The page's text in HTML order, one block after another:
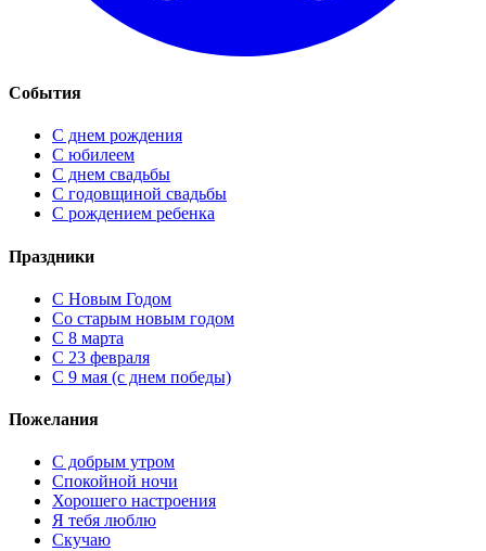
События
С днем рождения
С юбилеем
С днем свадьбы
С годовщиной свадьбы
С рождением ребенка
Праздники
C Новым Годом
Cо старым новым годом
С 8 марта
С 23 февраля
С 9 мая (с днем победы)
Пожелания
С добрым утром
Спокойной ночи
Хорошего настроения
Я тебя люблю
Скучаю